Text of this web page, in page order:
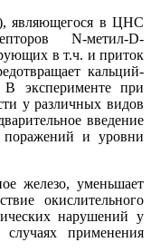
являющегося в ЦНС
N-метил-D-
в т.ч. и приток
кальций-
В эксперименте при
у различных видов
введение
поражений и уровни
железо, уменьшает
окислительного
нарушений у
применения